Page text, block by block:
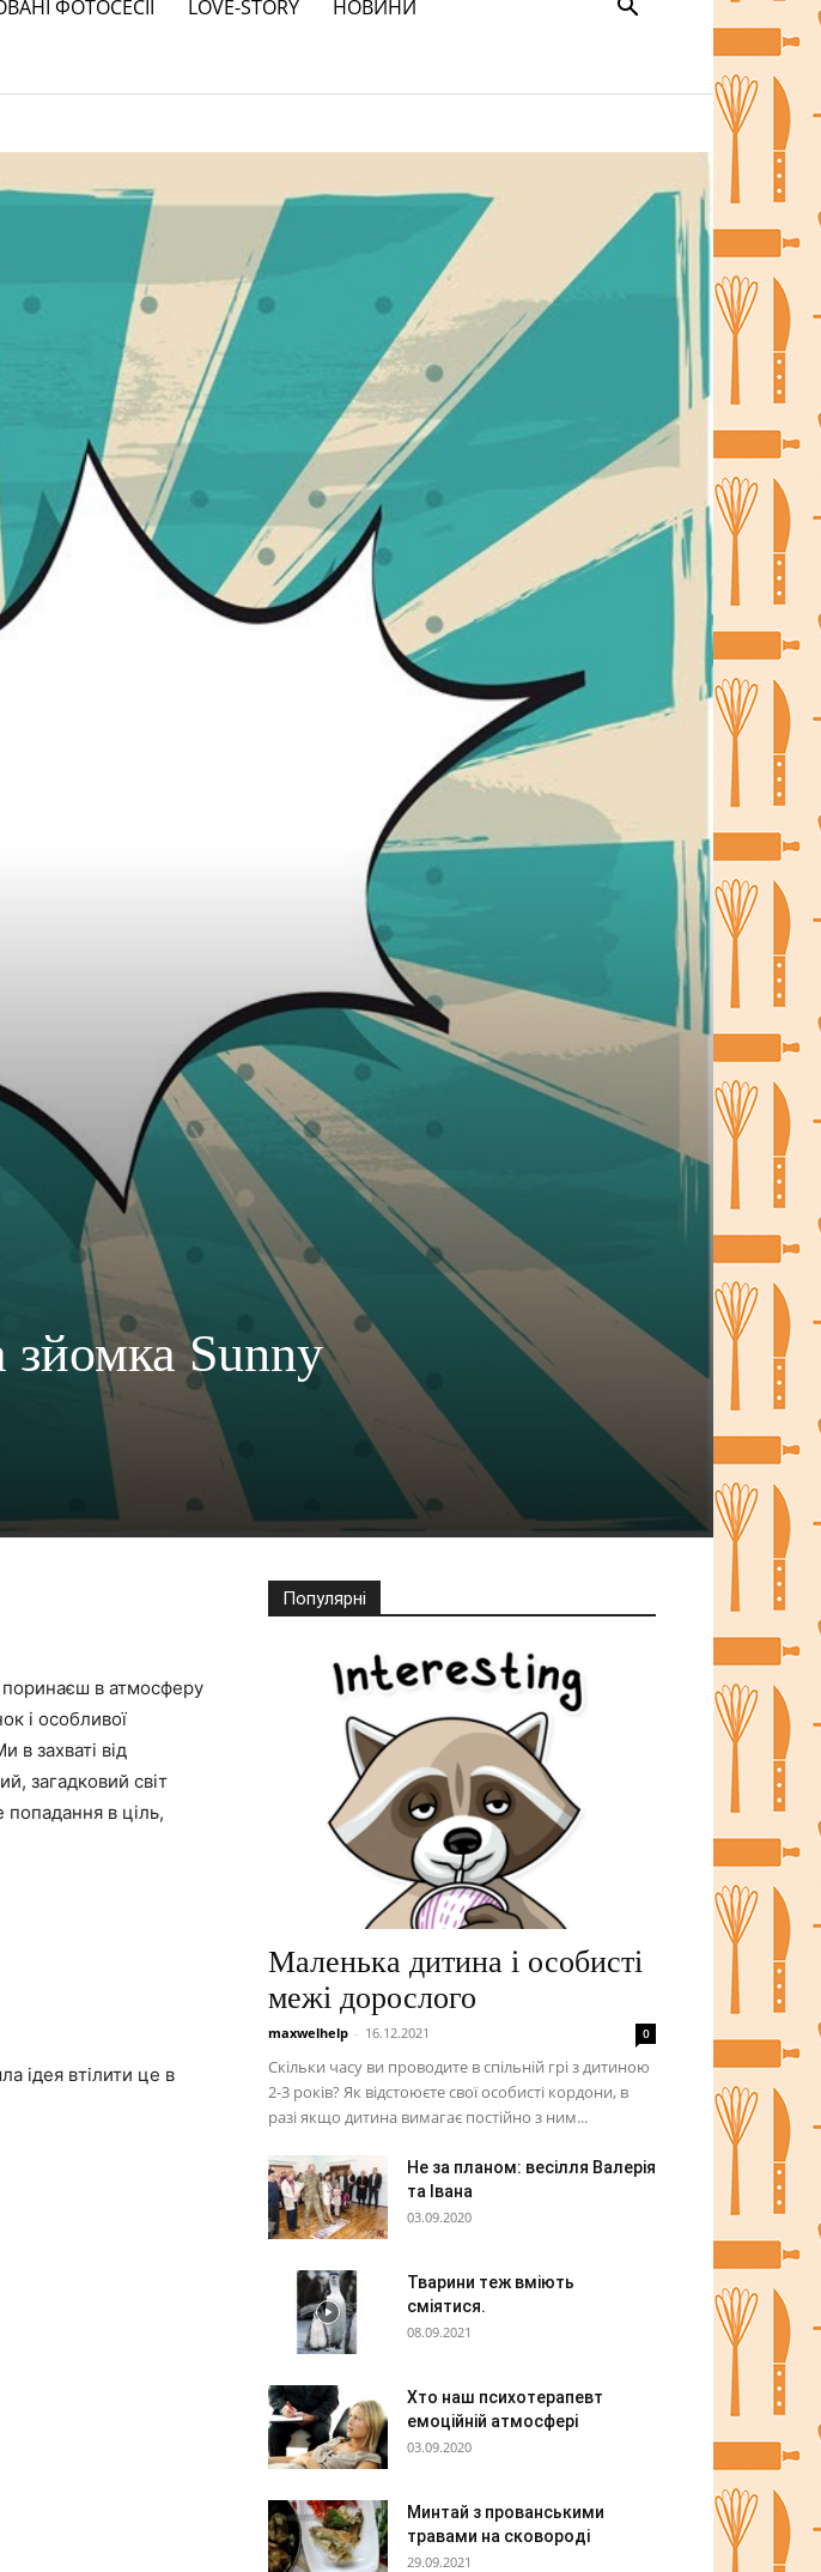
ФОТОСЕСІЇ LOVE-STORY НОВИНИ
зйомка Sunny
поринаєш в атмосферу
і особливої
в захваті від
загадковий світ
в ціль,
ідея втілити це в
Популярні
Маленька дитина і особисті
межі дорослого
maxwelhelp - 16.12.2021 0
Скільки часу ви проводите в спільній грі з дитиною
2-3 років? Як відстоюєте свої особисті кордони, в
разі якщо дитина вимагає постійно з ним...
Не за планом: весілля Валерія
та Івана
03.09.2020
Тварини теж вміють
сміятися.
08.09.2021
Хто наш психотерапевт
емоційній атмосфері
03.09.2020
Минтай з прованськими
травами на сковороді
29.09.2021